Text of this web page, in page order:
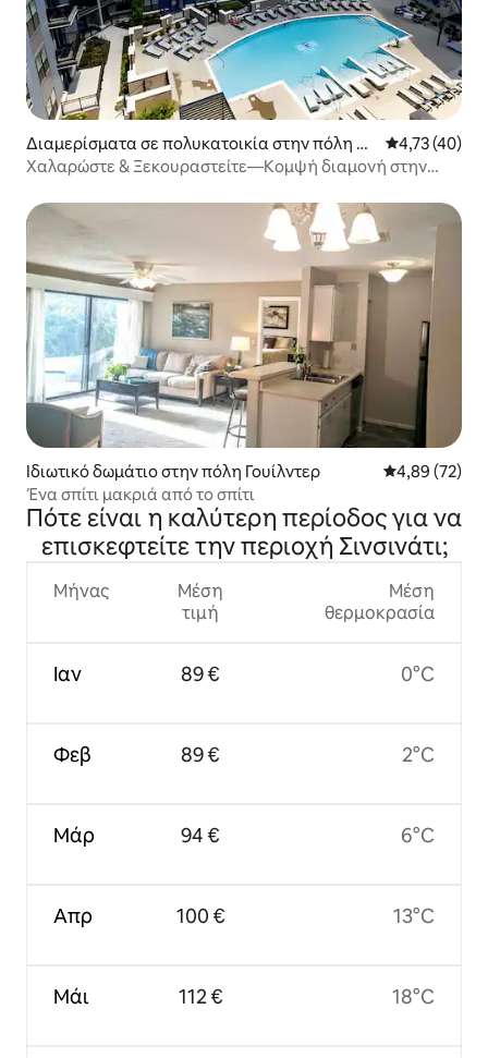
Διαμερίσματα σε πολυκατοικία στην πόλη Σι
νσινάτι
Μέση
4,73 (40)
Χαλαρώστε & Ξεκουραστείτε—Κομψή διαμονή στην
Ιδιωτικό δωμάτιο στην πόλη Γουίλντερ Μέση
4,89 (72)
Ένα σπίτι μακριά από το σπίτι
Πότε είναι η καλύτερη περίοδος για να
επισκεφτείτε την περιοχή Σινσινάτι;
Μήνας
Ιαν
Φεβ
Μάρ
Απρ
Μάι
Μέση
τιμή
89 €
89 €
94 €
100 €
112 €
Μέση
θερμοκρασία
0°C
2°C
6°C
13°C
18°C